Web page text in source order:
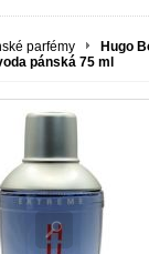
parfémy
Hugo
pánská 75 ml